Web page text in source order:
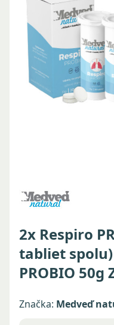
2x Respiro
tabliet
PROBIO 50g
Značka: Medveď